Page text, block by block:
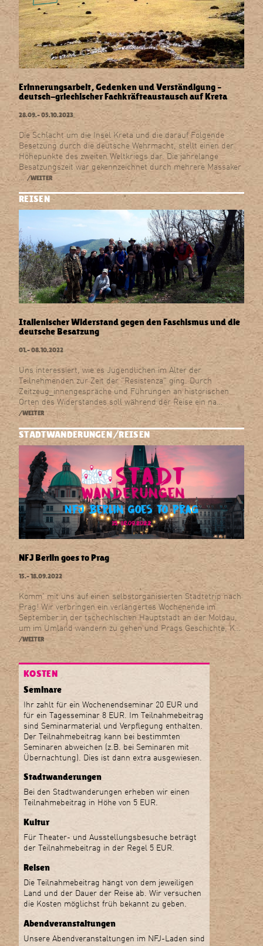
Erinnerungsarbeit, Gedenken und Verständigung –
deutsch-griechischer Fachkräfteaustausch auf Kreta
28.09.–05.10.2023
Die Schlacht um die Insel Kreta und die darauf Folgende
Besetzung durch die deutsche Wehrmacht, stellt einen der
Höhepunkte des zweiten Weltkriegs dar. Die jahrelange
Besatzungszeit war gekennzeichnet durch mehrere Massaker
… /WEITER
REISEN
Italienischer Widerstand gegen den Faschismus und die
deutsche Besatzung
01.–08.10.2022
Uns interessiert, wie es Jugendlichen im Alter der
Teilnehmenden zur Zeit der "Resistenza" ging. Durch
Zeitzeug_innengespräche und Führungen an historischen
Orten des Widerstandes soll während der Reise ein na…
/WEITER
STADTWANDERUNGEN REISEN
NFJ Berlin goes to Prag
15.–18.09.2022
Komm' mit uns auf einen selbstorganisierten Städtetrip nach
Prag! Wir verbringen ein verlängertes Wochenende im
September in der tschechischen Hauptstadt an der Moldau,
um im Umland wandern zu gehen und Prags Geschichte, K…
/WEITER
KOSTEN
Seminare
Ihr zahlt für ein Wochenendseminar 20 EUR und
für ein Tagesseminar 8 EUR. Im Teilnahmebeitrag
sind Seminarmaterial und Verpflegung enthalten.
Der Teilnahmebeitrag kann bei bestimmten
Seminaren abweichen (z.B. bei Seminaren mit
Übernachtung). Dies ist dann extra ausgewiesen.
Stadtwanderungen
Bei den Stadtwanderungen erheben wir einen
Teilnahmebeitrag in Höhe von 5 EUR.
Kultur
Für Theater- und Ausstellungsbesuche beträgt
der Teilnahmebeitrag in der Regel 5 EUR.
Reisen
Die Teilnahmebeitrag hängt von dem jeweiligen
Land und der Dauer der Reise ab. Wir versuchen
die Kosten möglichst früh bekannt zu geben.
Abendveranstaltungen
Unsere Abendveranstaltungen im NFJ-Laden sind